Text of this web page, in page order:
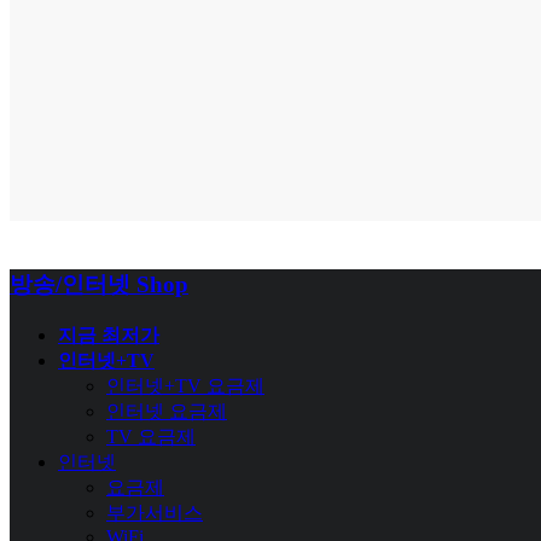
방송/인터넷 Shop
지금 최저가
인터넷+TV
인터넷+TV 요금제
인터넷 요금제
TV 요금제
인터넷
요금제
부가서비스
WiFi